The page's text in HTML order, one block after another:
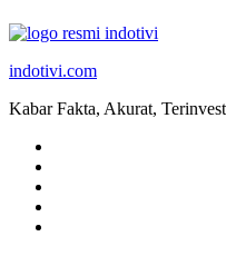
indotivi.com
Kabar Fakta, Akurat,